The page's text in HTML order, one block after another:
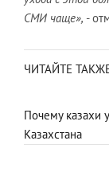
СМИ чаще», -
ЧИТАЙТЕ
Почему казахи
Казахстана